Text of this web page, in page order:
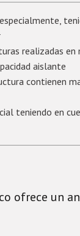
realizadas
aislante
contienen
teniendo en
ofrece un